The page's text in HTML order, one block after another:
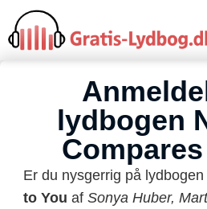
lydbogen
Er du nysgerrig på lydbogen
to You af Sonya Huber,